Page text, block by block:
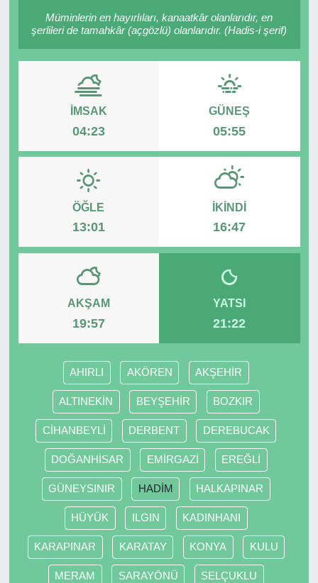
Müminlerin en hayırlıları, kanaatkâr olanlarıdır, en
şerlileri de tamahkâr (açgözlü) olanlarıdır. (Hadis-i şerif)
İMSAK
04:23
GÜNEŞ
05:55
ÖĞLE
13:01
İKINDI
16:47
AKŞAM
19:57
YATSI
21:22
AHIRLI AKÖREN AKŞEHİR
ALTINEKİN BEYŞEHİR BOZKIR
CİHANBEYLİ DERBENT DEREBUCAK
DOĞANHİSAR EMİRGAZİ EREĞLİ
GÜNEYSINIR HADİM HALKAPINAR
HÜYÜK ILGIN KADINHANI
KARAPINAR KARATAY KONYA KULU
MERAM SARAYÖNÜ SELÇUKLU
RESMİ REKLAM